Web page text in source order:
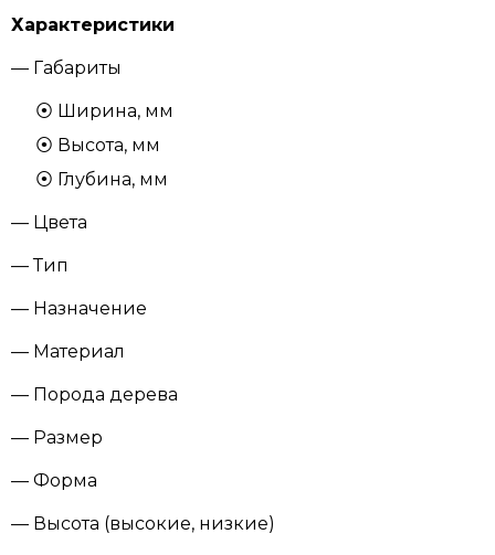
Характеристики
— Габариты
Ширина, мм
Высота, мм
Глубина, мм
— Цвета
— Тип
— Назначение
— Материал
— Порода дерева
— Размер
— Форма
— Высота (высокие, низкие)